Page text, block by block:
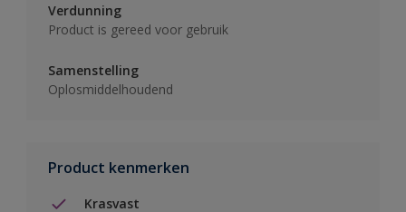
Verdunning
Product is gereed voor gebruik
Samenstelling
Oplosmiddelhoudend
Product kenmerken
Krasvast